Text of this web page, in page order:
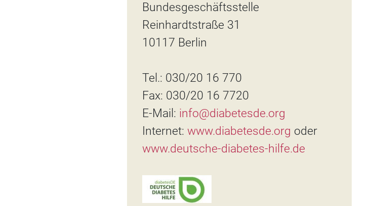
Bundesgeschäftsstelle
Reinhardtstraße 31
10117 Berlin
Tel.: 030/20 16 770
Fax: 030/20 16 7720
E-Mail: info@diabetesde.org
Internet: www.diabetesde.org oder
www.deutsche-diabetes-hilfe.de